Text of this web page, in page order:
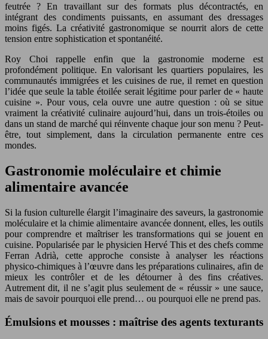
feutrée ? En travaillant sur des formats plus décontractés, en
intégrant des condiments puissants, en assumant des dressages
moins figés. La créativité gastronomique se nourrit alors de cette
tension entre sophistication et spontanéité.
Roy Choi rappelle enfin que la gastronomie moderne est
profondément politique. En valorisant les quartiers populaires, les
communautés immigrées et les cuisines de rue, il remet en question
l’idée que seule la table étoilée serait légitime pour parler de « haute
cuisine ». Pour vous, cela ouvre une autre question : où se situe
vraiment la créativité culinaire aujourd’hui, dans un trois-étoiles ou
dans un stand de marché qui réinvente chaque jour son menu ? Peut-
être, tout simplement, dans la circulation permanente entre ces
mondes.
Gastronomie moléculaire et chimie
alimentaire avancée
Si la fusion culturelle élargit l’imaginaire des saveurs, la gastronomie
moléculaire et la chimie alimentaire avancée donnent, elles, les outils
pour comprendre et maîtriser les transformations qui se jouent en
cuisine. Popularisée par le physicien Hervé This et des chefs comme
Ferran Adrià, cette approche consiste à analyser les réactions
physico-chimiques à l’œuvre dans les préparations culinaires, afin de
mieux les contrôler et de les détourner à des fins créatives.
Autrement dit, il ne s’agit plus seulement de « réussir » une sauce,
mais de savoir pourquoi elle prend… ou pourquoi elle ne prend pas.
Émulsions et mousses : maîtrise des agents texturants